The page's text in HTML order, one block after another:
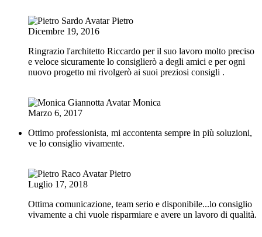
Pietro
Dicembre 19, 2016
Ringrazio l'architetto Riccardo per il suo lavoro molto preciso
e veloce sicuramente lo consiglierò a degli amici e per ogni
nuovo progetto mi rivolgerò ai suoi preziosi consigli .
Monica
Marzo 6, 2017
Ottimo professionista, mi accontenta sempre in più soluzioni,
ve lo consiglio vivamente.
Pietro
Luglio 17, 2018
Ottima comunicazione, team serio e disponibile...lo consiglio
vivamente a chi vuole risparmiare e avere un lavoro di qualità.